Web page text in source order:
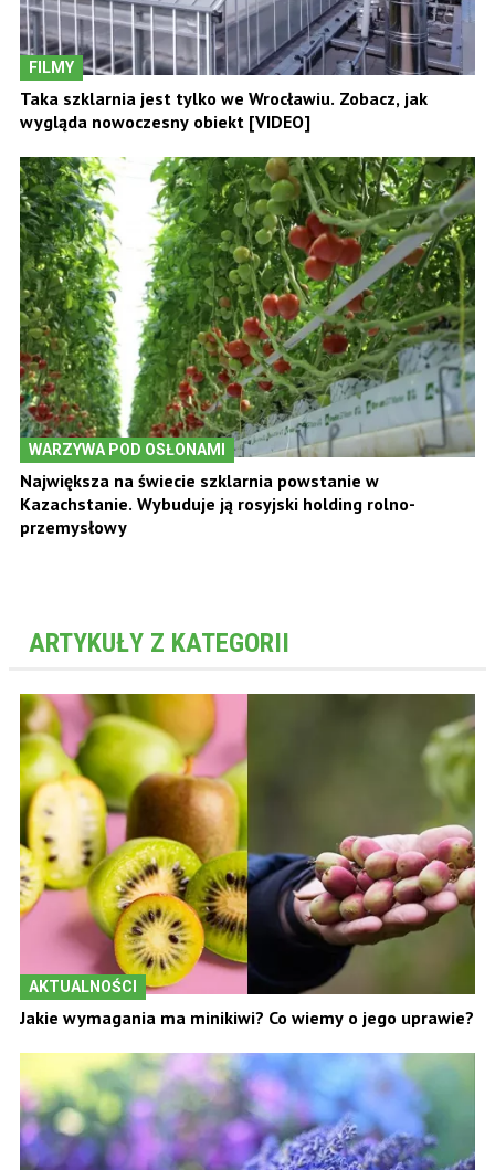
FILMY
Taka szklarnia jest tylko we Wrocławiu. Zobacz, jak
wygląda nowoczesny obiekt [VIDEO]
WARZYWA POD OSŁONAMI
Największa na świecie szklarnia powstanie w
Kazachstanie. Wybuduje ją rosyjski holding rolno-
przemysłowy
ARTYKUŁY Z KATEGORII
AKTUALNOŚCI
Jakie wymagania ma minikiwi? Co wiemy o jego uprawie?